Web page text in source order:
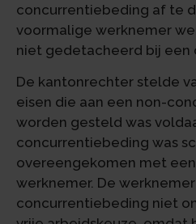
concurrentiebeding af te
voormalige werknemer
niet gedetacheerd bij een
De kantonrechter stelde
eisen die aan een non-
worden gesteld was
concurrentiebeding was
overeengekomen met
werknemer. De
concurrentiebeding niet